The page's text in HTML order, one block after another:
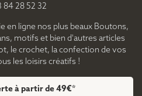
84 28 52 32
en ligne nos plus beaux Boutons,
motifs et bien d'autres articles
le crochet, la confection de vos
les loisirs créatifs !
à partir de 49€*